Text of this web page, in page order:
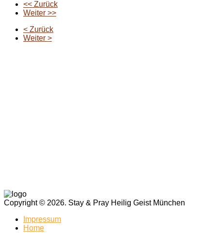
<< Zurück
Weiter >>
< Zurück
Weiter >
Copyright © 2026. Stay & Pray Heilig Geist München
Impressum
Home